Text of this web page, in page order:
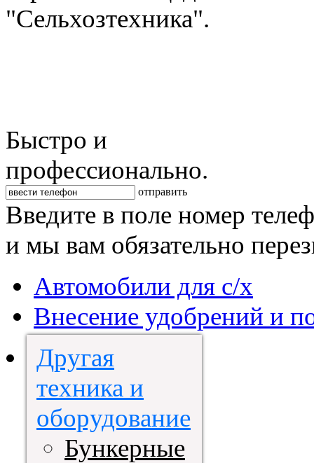
"Сельхозтехника".
Быстро и
профессионально.
отправить
Введите в поле номер
и мы вам обязательно
Автомобили для с/х
Внесение удобрений и
Другая
техника и
оборудование
Бункерные